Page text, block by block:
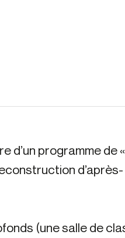
d’un programme de «
d’après-
(une salle de